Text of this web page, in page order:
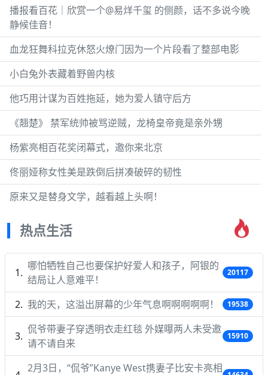
播报看百花｜欣赏一个@易烊千玺 的侧颜，话不多说今晚
静候佳音！
血龙狂舞科拉克休怒火燎门因为一个片段看了整部电影
小白兔外表藏着野兽内核
他巧用计谋为百姓拖延，她为爱人镇守后方
《翘楚》 禁军统帅被骂逆贼，龙椅皇帝竟是亲外甥
杨紫亮相百花奖闭幕式，邀你来北京
佟丽娅称女性美是跌倒后拼凑破碎的韧性
原来又是替身文学，越看越上头啊！
热点生活
哪怕牺牲自己也要保护好爱人和孩子，阿银的
结局让人意难平！
20117
我的天，这溢出屏幕的少年气息啊啊啊啊啊！ 19538
侃爷带妻子穿透明衣走红毯 外媒曝两人未受邀
请不请自来
15910
2月3日，“侃爷”Kanye West携妻子比安卡亮相